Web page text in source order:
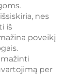
nes
iš
poveikį
per